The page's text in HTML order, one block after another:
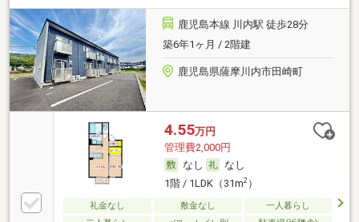
鹿児島本線 川内駅 徒歩28分
築6年1ヶ月 / 2階建
鹿児島県薩摩川内市田崎町
4.55万円
管理費2,000円
なし
なし
1階 / 1LDK（31m2）
礼金なし 敷金なし
一人暮らし